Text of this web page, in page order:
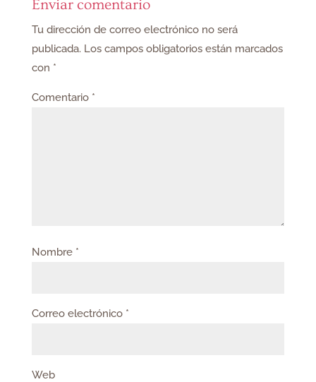
Enviar comentario
Tu dirección de correo electrónico no será
publicada. Los campos obligatorios están marcados
con *
Comentario *
Nombre *
Correo electrónico *
Web